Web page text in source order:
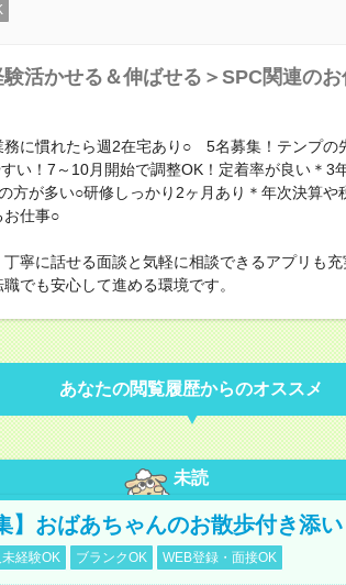
験活かせる＆伸ばせる＞SPC関連の
務に慣れたら週2在宅あり○ 5名募集！テンプの
い！7～10月開始で調整OK！定着率が良い＊3
方が多い○研修しっかり2ヶ月あり＊年次決算や
お仕事○
寧に話せる面談と気軽に相談できるアプリも
でも安心して進める環境です。
あなたの閲覧履歴からのオススメ
未読
】おばあちゃんのお散歩付き添
経験OK ブランクOK WEB登録・面接OK